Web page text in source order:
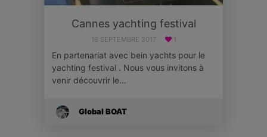
Cannes yachting festival
16 SEPTEMBRE 2017 1
En partenariat avec bein yachts pour le
yachting festival . Nous vous invitons à
venir découvrir le…
Global BOAT